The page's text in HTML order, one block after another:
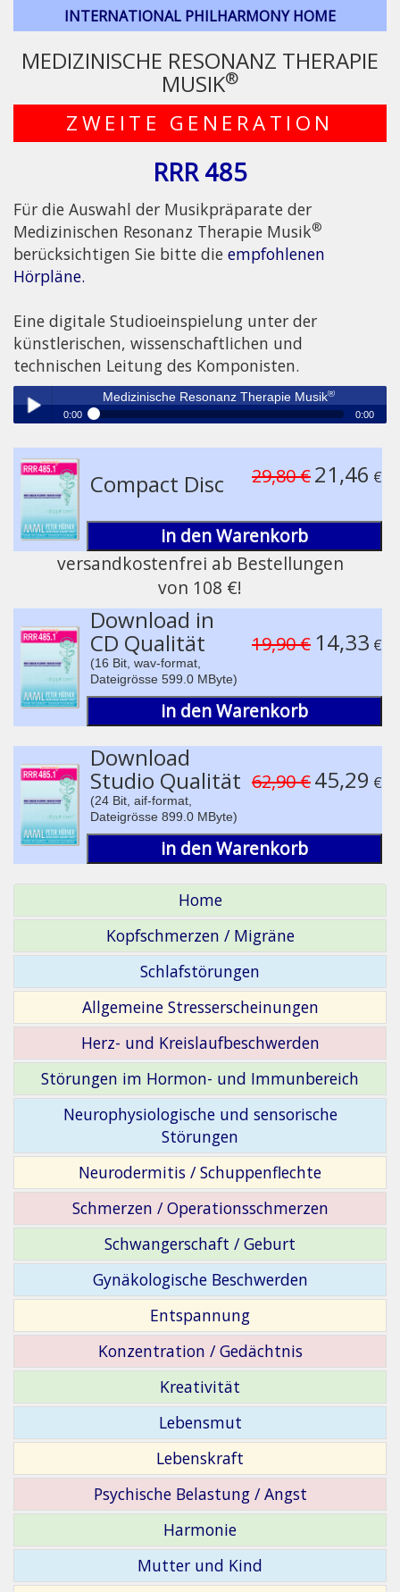
INTERNATIONAL PHILHARMONY HOME
MEDIZINISCHE RESONANZ THERAPIE
MUSIK®
ZWEITE GENERATION
RRR 485
Für die Auswahl der Musikpräparate der
Medizinischen Resonanz Therapie Musik®
berücksichtigen Sie bitte die empfohlenen
Hörpläne.
Eine digitale Studioeinspielung unter der
künstlerischen, wissenschaftlichen und
technischen Leitung des Komponisten.
Play /
Medizinische Resonanz Therapie Musik®
0:00 0:00
Compact Disc 29,80 €21,46 €
in den Warenkorb
versandkostenfrei ab Bestellungen
von 108 €!
Download in
CD Qualität
(16 Bit, wav-format,
Dateigrösse 599.0 MByte)
19,90 € 14,33 €
in den Warenkorb
Download
Studio Qualität
(24 Bit, aif-format,
Dateigrösse 899.0 MByte)
62,90 €45,29 €
in den Warenkorb
Home
Kopfschmerzen / Migräne
Schlafstörungen
Allgemeine Stresserscheinungen
Herz- und Kreislaufbeschwerden
Störungen im Hormon- und Immunbereich
Neurophysiologische und sensorische
Störungen
Neurodermitis / Schuppenflechte
Schmerzen / Operationsschmerzen
Schwangerschaft / Geburt
Gynäkologische Beschwerden
Entspannung
Konzentration / Gedächtnis
Kreativität
Lebensmut
Lebenskraft
Psychische Belastung / Angst
Harmonie
Mutter und Kind